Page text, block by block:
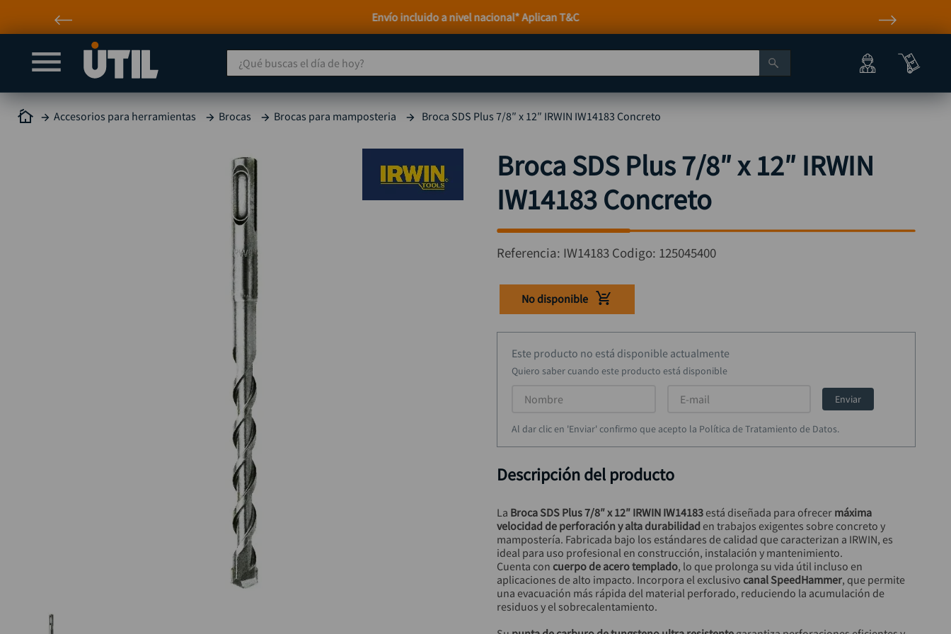
Atención personalizada por WhatsApp
¿Qué buscas el día de hoy?
Accesorios para herramientas Brocas Brocas para mamposteria Broca SDS Plus 7/8″ x 12″ IRWIN IW14183 Concreto
Broca SDS Plus 7/8″ x 12″ IRWIN
IW14183 Concreto
Referencia: IW14183 Codigo: 125045400
No disponible
Este producto no está disponible actualmente
Quiero saber cuando este producto está disponible
Enviar
Al dar clic en 'Enviar' confirmo que acepto la Política de Tratamiento de Datos.
Descripción del producto
La Broca SDS Plus 7/8″ x 12″ IRWIN IW14183 está diseñada para ofrecer máxima
velocidad de perforación y alta durabilidad en trabajos exigentes sobre concreto y
mampostería. Fabricada bajo los estándares de calidad que caracterizan a IRWIN, es
ideal para uso profesional en construcción, instalación y mantenimiento.
Cuenta con cuerpo de acero templado, lo que prolonga su vida útil incluso en
aplicaciones de alto impacto. Incorpora el exclusivo canal SpeedHammer, que permite
una evacuación más rápida del material perforado, reduciendo la acumulación de
residuos y el sobrecalentamiento.
TÉRMINOS MÁS BUSCADOS
1. taladro
compresor